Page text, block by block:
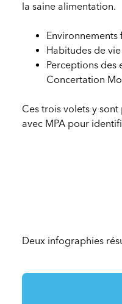
la saine alimentation.
Environnements
Habitudes de
Perceptions des
Concertation
Ces trois volets y
avec MPA pour
Deux infographies